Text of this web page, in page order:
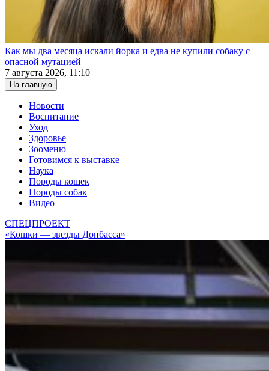
Как мы два месяца искали йорка и едва не купили собаку с
опасной мутацией
7 августа 2026, 11:10
На главную
Новости
Воспитание
Уход
Здоровье
Зооменю
Готовимся к выставке
Наука
Породы кошек
Породы собак
Видео
СПЕЦПРОЕКТ
«Кошки — звезды Донбасса»